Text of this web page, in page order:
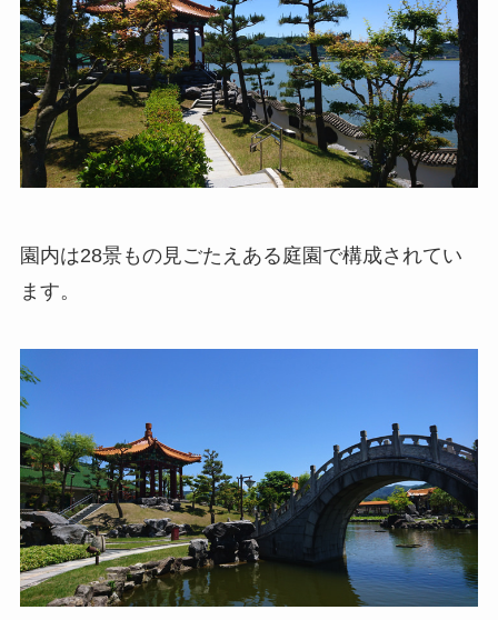
園内は28景もの見ごたえある庭園で構成されてい
ます。